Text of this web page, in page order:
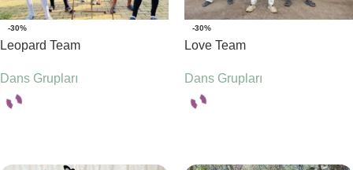
-30%
Leopard Team
Dans Grupları
-30%
Love Team
Dans Grupları